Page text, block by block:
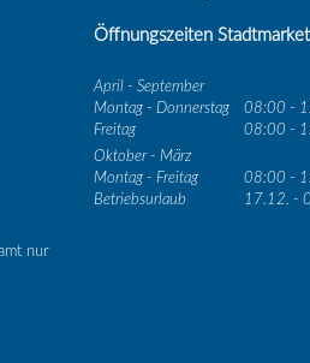
nur
Öffnungszeiten
April - September
Montag - Donnerstag
08:00 -
Freitag
08:00 -
Oktober - März
Montag - Freitag
08:00 -
Betriebsurlaub
17.12. -